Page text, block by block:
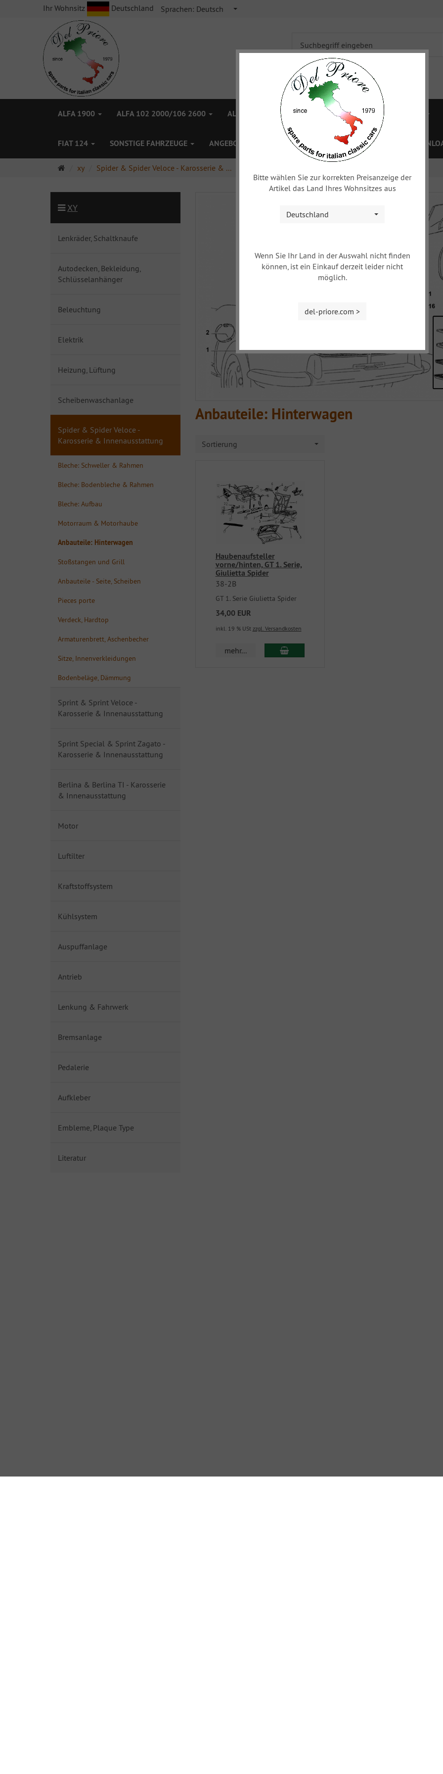
Ihr Wohnsitz Deutschland Sprachen: Deutsch
ALFA 1900 ALFA 102 2000/106 2600 ALFA 750/101 ALFA 105/115 FIAT TOPOLINO
FIAT 124 SONSTIGE FAHRZEUGE ANGEBOTE PREISLISTEN GUTSCHEINE
Startseite
xy Spider & Spider Veloce - Karosserie & ...
Anbauteile: Hinterwagen
Sortierung
Haubenaufsteller
vorne/hinten, GT 1. Serie,
Giulietta Spider
38-2B
GT 1. Serie Giulietta Spider
34,00 EUR
inkl. 19 % USt zzgl. Versandkosten
mehr...
XY
Lenkräder, Schaltknaufe
Autodecken, Bekleidung,
Schlüsselanhänger
Beleuchtung
Elektrik
Heizung, Lüftung
Scheibenwaschanlage
Spider & Spider Veloce -
Karosserie & Innenausstattung
Bleche: Schweller & Rahmen
Bleche: Bodenbleche & Rahmen
Bleche: Aufbau
Motorraum & Motorhaube
Anbauteile: Hinterwagen
Stoßstangen und Grill
Anbauteile - Seite, Scheiben
Pieces porte
Verdeck, Hardtop
Armaturenbrett, Aschenbecher
Sitze, Innenverkleidungen
Bodenbeläge, Dämmung
Sprint & Sprint Veloce -
Karosserie & Innenausstattung
Sprint Special & Sprint Zagato -
Karosserie & Innenausstattung
Berlina & Berlina TI - Karosserie
& Innenausstattung
Motor
Luftilter
Kraftstoffsystem
Kühlsystem
Auspuffanlage
Antrieb
Lenkung & Fahrwerk
Bremsanlage
Pedalerie
Aufkleber
Embleme, Plaque Type
Literatur
Bitte wählen Sie zur korrekten Preisanzeige der
Artikel das Land Ihres Wohnsitzes aus
Deutschland
Wenn Sie Ihr Land in der Auswahl nicht finden
können, ist ein Einkauf derzeit leider nicht
möglich.
del-priore.com >